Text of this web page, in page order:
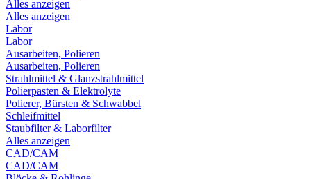
Alles anzeigen
Alles anzeigen
Labor
Labor
Ausarbeiten, Polieren
Ausarbeiten, Polieren
Strahlmittel & Glanzstrahlmittel
Polierpasten & Elektrolyte
Polierer, Bürsten & Schwabbel
Schleifmittel
Staubfilter & Laborfilter
Alles anzeigen
CAD/CAM
CAD/CAM